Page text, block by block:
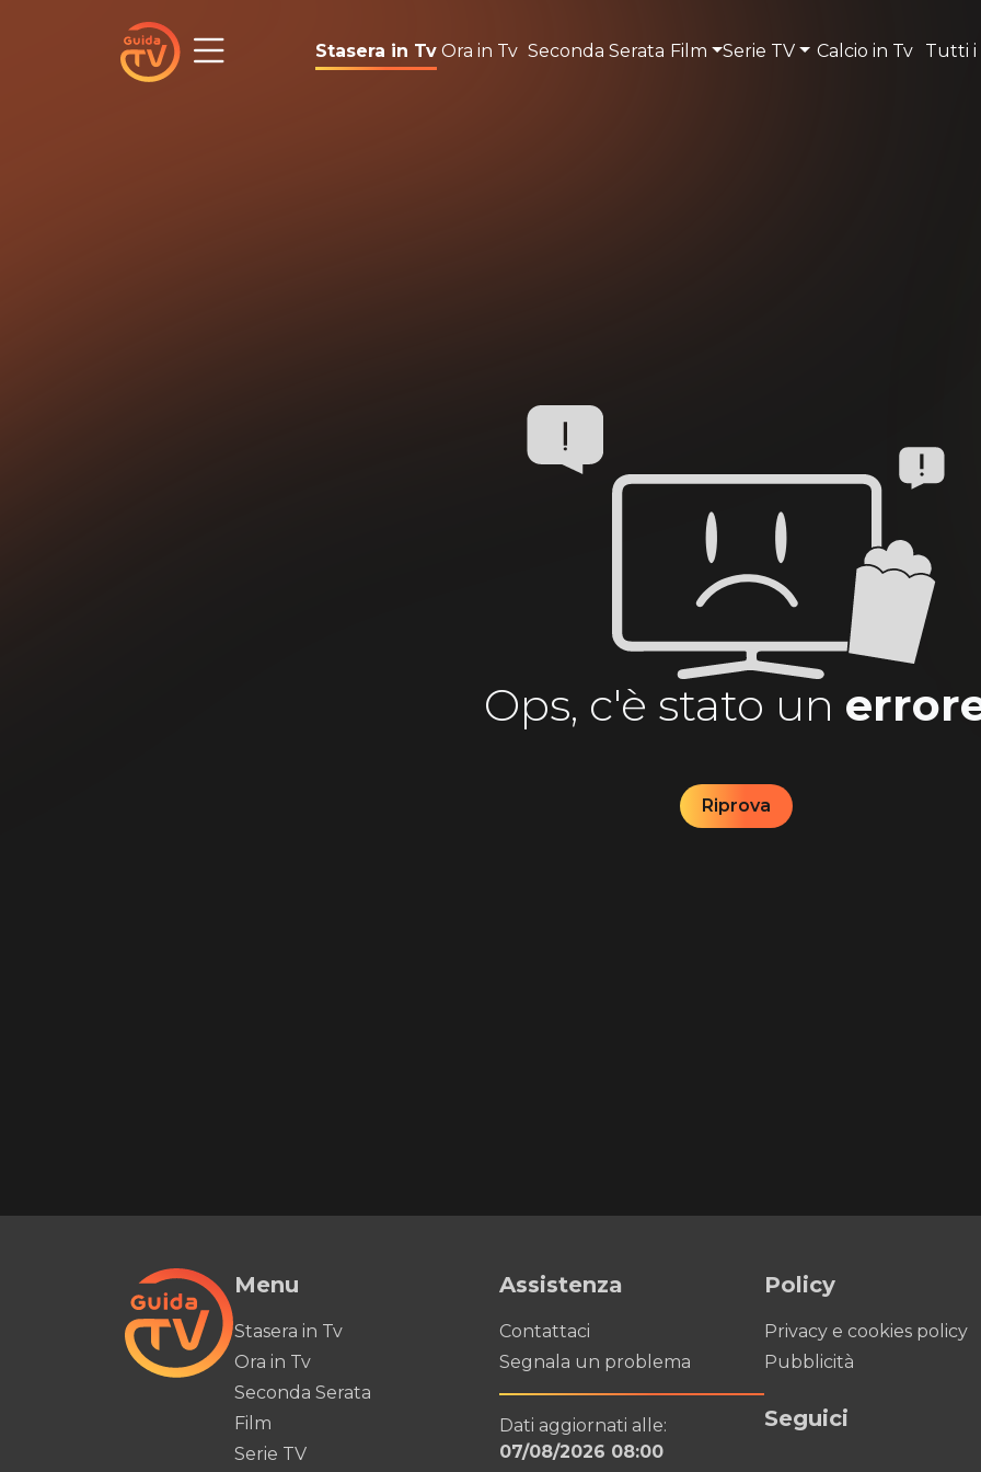
Stasera in Tv Ora in Tv Seconda Serata Film Serie TV Calcio in Tv Tutti i
Ops, c'è stato un
Riprova
Menu
Stasera in Tv
Ora in Tv
Seconda Serata
Film
Serie TV
Assistenza
Contattaci
Segnala un problema
Dati aggiornati alle:
07/08/2026 08:00
Policy
Privacy e cookies policy
Pubblicità
Seguici